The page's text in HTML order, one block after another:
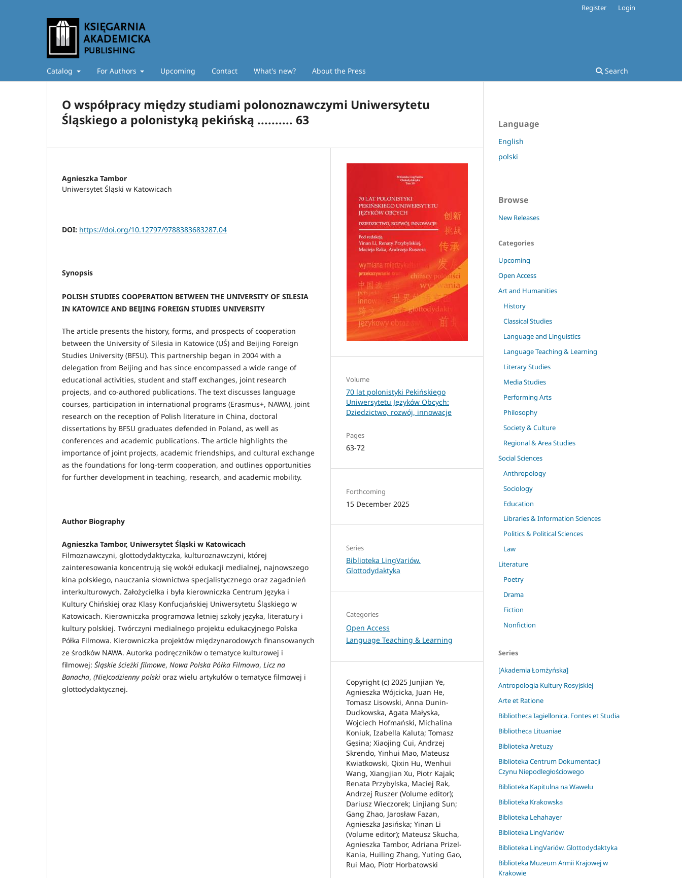
Catalog For Authors Upcoming Contact What's new? About the Press Search
Register Login
O współpracy między studiami polonoznawczymi Uniwersytetu
Śląskiego a polonistyką pekińską .......... 63
Agnieszka Tambor
Uniwersytet Śląski w Katowicach
DOI: https://doi.org/10.12797/9788383683287.04
Synopsis
POLISH STUDIES COOPERATION BETWEEN THE UNIVERSITY OF SILESIA
IN KATOWICE AND BEIJING FOREIGN STUDIES UNIVERSITY
The article presents the history, forms, and prospects of cooperation
between the University of Silesia in Katowice (UŚ) and Beijing Foreign
Studies University (BFSU). This partnership began in 2004 with a
delegation from Beijing and has since encompassed a wide range of
educational activities, student and staff exchanges, joint research
projects, and co-authored publications. The text discusses language
courses, participation in international programs (Erasmus+, NAWA), joint
research on the reception of Polish literature in China, doctoral
dissertations by BFSU graduates defended in Poland, as well as
conferences and academic publications. The article highlights the
importance of joint projects, academic friendships, and cultural exchange
as the foundations for long-term cooperation, and outlines opportunities
for further development in teaching, research, and academic mobility.
Author Biography
Agnieszka Tambor, Uniwersytet Śląski w Katowicach
Filmoznawczyni, glottodydaktyczka, kulturoznawczyni, której
zainteresowania koncentrują się wokół edukacji medialnej, najnowszego
kina polskiego, nauczania słownictwa specjalistycznego oraz zagadnień
interkulturowych. Założycielka i była kierowniczka Centrum Języka i
Kultury Chińskiej oraz Klasy Konfucjańskiej Uniwersytetu Śląskiego w
Katowicach. Kierowniczka programowa letniej szkoły języka, literatury i
kultury polskiej. Twórczyni medialnego projektu edukacyjnego Polska
Półka Filmowa. Kierowniczka projektów międzynarodowych finansowanych
ze środków NAWA. Autorka podręczników o tematyce kulturowej i
filmowej: Śląskie ścieżki filmowe, Nowa Polska Półka Filmowa, Licz na
Banacha, (Nie)codzienny polski oraz wielu artykułów o tematyce filmowej i
glottodydaktycznej.
Volume
70 lat polonistyki Pekińskiego
Uniwersytetu Języków Obcych:
Dziedzictwo, rozwój, innowacje
Pages
63-72
Forthcoming
15 December 2025
Series
Biblioteka LingVariów.
Glottodydaktyka
Categories
Open Access
Language Teaching & Learning
Copyright (c) 2025 Junjian Ye,
Agnieszka Wójcicka, Juan He,
Tomasz Lisowski, Anna Dunin-
Dudkowska, Agata Małyska,
Wojciech Hofmański, Michalina
Koniuk, Izabella Kaluta; Tomasz
Gęsina; Xiaojing Cui, Andrzej
Skrendo, Yinhui Mao, Mateusz
Kwiatkowski, Qixin Hu, Wenhui
Wang, Xiangjian Xu, Piotr Kajak;
Renata Przybylska, Maciej Rak,
Andrzej Ruszer (Volume editor);
Dariusz Wieczorek; Linjiang Sun;
Gang Zhao, Jarosław Fazan,
Agnieszka Jasińska; Yinan Li
(Volume editor); Mateusz Skucha,
Agnieszka Tambor, Adriana Prizel-
Kania, Huiling Zhang, Yuting Gao,
Rui Mao, Piotr Horbatowski
Language
English
polski
Browse
New Releases
Categories
Upcoming
Open Access
Art and Humanities
History
Classical Studies
Language and Linguistics
Language Teaching & Learning
Literary Studies
Media Studies
Performing Arts
Philosophy
Society & Culture
Regional & Area Studies
Social Sciences
Anthropology
Sociology
Education
Libraries & Information Sciences
Politics & Political Sciences
Law
Literature
Poetry
Drama
Fiction
Nonfiction
Series
[Akademia Łomżyńska]
Antropologia Kultury Rosyjskiej
Arte et Ratione
Bibliotheca Iagiellonica. Fontes et Studia
Bibliotheca Lituaniae
Biblioteka Aretuzy
Biblioteka Centrum Dokumentacji
Czynu Niepodległościowego
Biblioteka Kapitulna na Wawelu
Biblioteka Krakowska
Biblioteka Lehahayer
Biblioteka LingVariów
Biblioteka LingVariów. Glottodydaktyka
Biblioteka Muzeum Armii Krajowej w
Krakowie